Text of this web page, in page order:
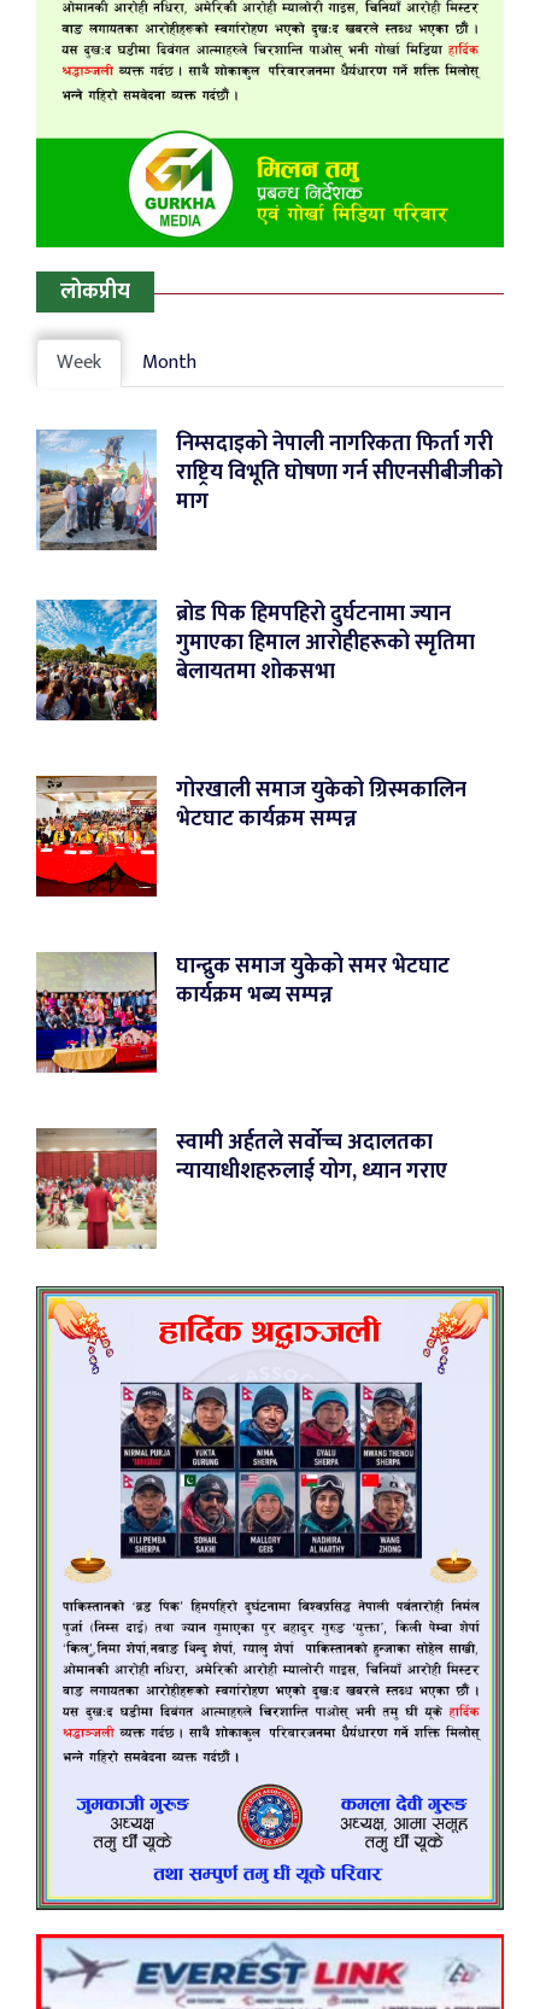
लोकप्रीय
Week Month
निम्सदाइको नेपाली नागरिकता फिर्ता गरी
राष्ट्रिय विभूति घोषणा गर्न सीएनसीबीजीको
माग
ब्रोड पिक हिमपहिरो दुर्घटनामा ज्यान
गुमाएका हिमाल आरोहीहरूको स्मृतिमा
बेलायतमा शोकसभा
गोरखाली समाज युकेको ग्रिस्मकालिन
भेटघाट कार्यक्रम सम्पन्न
घान्द्रुक समाज युकेको समर भेटघाट
कार्यक्रम भब्य सम्पन्न
स्वामी अर्हतले सर्वोच्च अदालतका
न्यायाधीशहरुलाई योग, ध्यान गराए